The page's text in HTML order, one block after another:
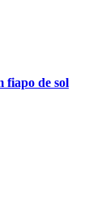
fiapo de sol